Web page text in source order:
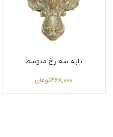
پایه سه رخ متوسط
468,000تومان